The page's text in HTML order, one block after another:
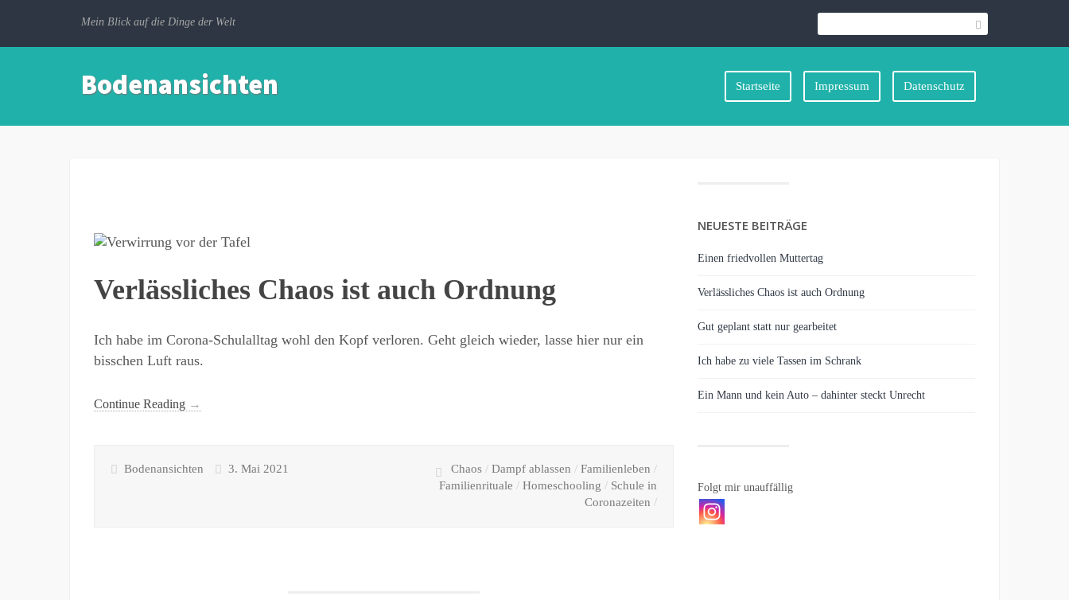
Mein Blick auf die Dinge der Welt
Bodenansichten Startseite Impressum Datenschutz
Verlässliches Chaos ist auch Ordnung
Ich habe im Corona-Schulalltag wohl den Kopf verloren. Geht gleich wieder, lasse hier nur ein
bisschen Luft raus.
Continue Reading →
Bodenansichten 3. Mai 2021 Chaos / Dampf ablassen / Familienleben /
Familienrituale / Homeschooling / Schule in
Coronazeiten /
NEUESTE BEITRÄGE
Einen friedvollen Muttertag
Verlässliches Chaos ist auch Ordnung
Gut geplant statt nur gearbeitet
Ich habe zu viele Tassen im Schrank
Ein Mann und kein Auto – dahinter steckt Unrecht
Folgt mir unauffällig